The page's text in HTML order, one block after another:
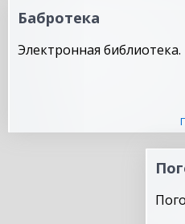
Бабротека
Электронная библиотека.